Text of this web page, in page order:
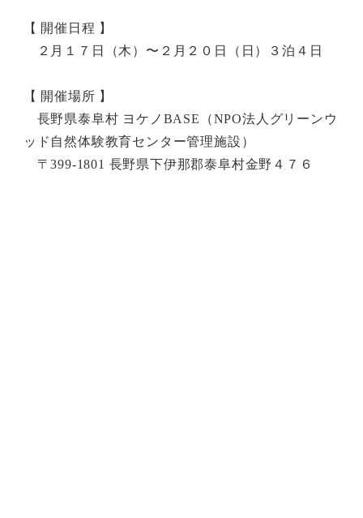
【 開催日程 】
２月１７日（木）〜２月２０日（日）３泊４日
【 開催場所 】
長野県泰阜村 ヨケノBASE（NPO法人グリーンウ
ッド自然体験教育センター管理施設）
〒399-1801 長野県下伊那郡泰阜村金野４７６